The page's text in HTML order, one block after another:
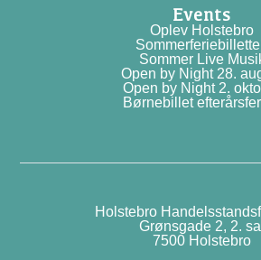
Holstebro
Grønsgade 2, 2. sal
7500 Holstebro
Events
Oplev Holstebro
Sommer Live
Open by Night 28.
Open by Night 2.
Børnebillet